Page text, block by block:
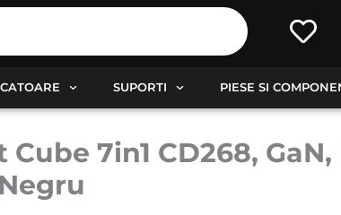
SUPORTI PIESE SI
7in1 CD268, GaN,